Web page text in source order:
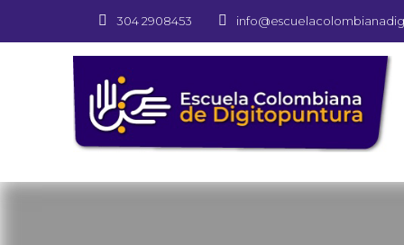
304 2908453